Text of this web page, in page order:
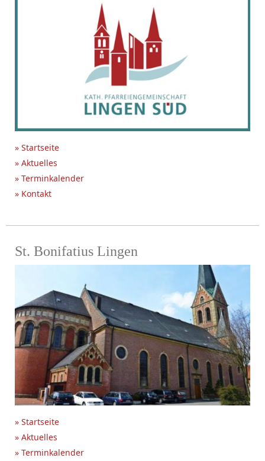
» Startseite
» Aktuelles
» Terminkalender
» Kontakt
St. Bonifatius Lingen
» Startseite
» Aktuelles
» Terminkalender